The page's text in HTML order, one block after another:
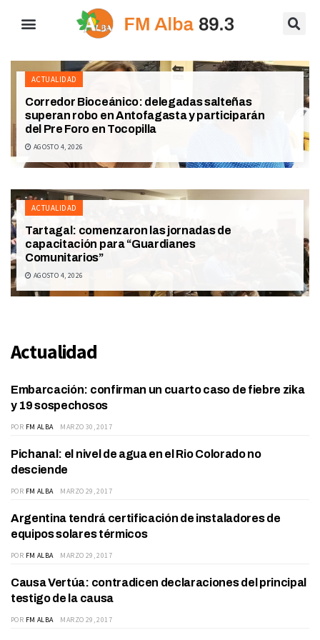
ACTUALIDAD
Corredor Bioceánico: delegadas salteñas
superan robo en Antofagasta y participarán
del Pre Foro en Tocopilla
AGOSTO 4, 2026
ACTUALIDAD
Tartagal: comenzaron las jornadas de
capacitación para “Guardianes
Comunitarios”
AGOSTO 4, 2026
Actualidad
Embarcación: confirman un cuarto caso de fiebre zika
y 19 sospechosos
POR FM ALBA MARZO 30, 2017
Pichanal: el nivel de agua en el Rio Colorado no
desciende
POR FM ALBA MARZO 29, 2017
ACTUALIDAD
Argentina tendrá certificación de instaladores de
equipos solares térmicos
POR FM ALBA MARZO 29, 2017
Causa Vertúa: contradicen declaraciones del principal
testigo de la causa
POR FM ALBA MARZO 29, 2017